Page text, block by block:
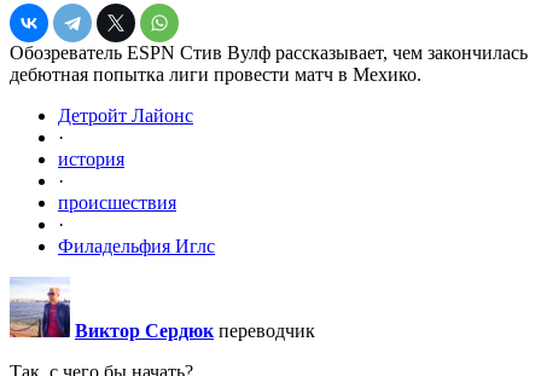
Обозреватель ESPN Стив Вулф рассказывает, чем закончилась
дебютная попытка лиги провести матч в Мехико.
Детройт Лайонс
·
история
·
происшествия
·
Филадельфия Иглс
Виктор Сердюк переводчик
Так, с чего бы начать?